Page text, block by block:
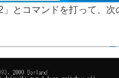
とコマンドを打って、